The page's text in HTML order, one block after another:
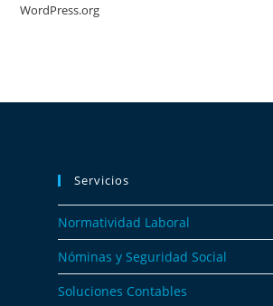
WordPress.org
Servicios
Normatividad Laboral​
Nóminas y Seguridad Social​
Soluciones Contables